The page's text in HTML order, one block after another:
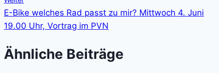
E-Bike welches Rad passt zu mir? Mittwoch 4. Juni
19.00 Uhr, Vortrag im PVN
Ähnliche Beiträge